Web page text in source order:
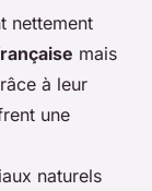
nettement
mais
à leur
une
naturels